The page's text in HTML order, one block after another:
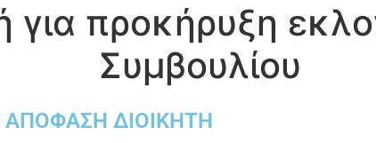
για προκήρυξη
Συμβουλίου
ΑΠΟΦΑΣΗ ΔΙΟΙΚΗΤΗ